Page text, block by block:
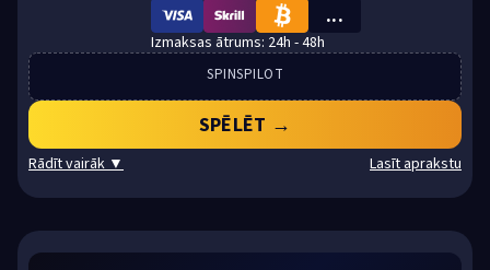
...
24h - 48h
SPINSPILOT
SPĒLĒT →
Rādīt vairāk ▼ Lasīt aprakstu